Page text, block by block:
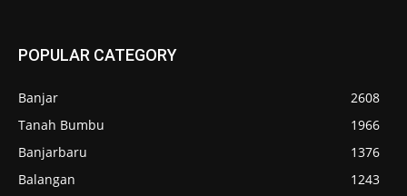
POPULAR CATEGORY
Banjar
2608
Tanah Bumbu
1966
Banjarbaru
1376
Balangan
1243